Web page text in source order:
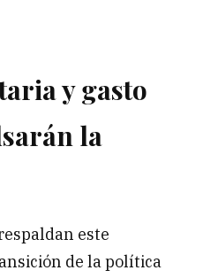
y gasto
la
este
de la política